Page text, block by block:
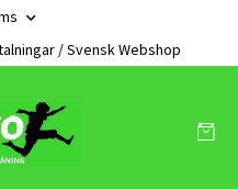
/ Svensk Webshop